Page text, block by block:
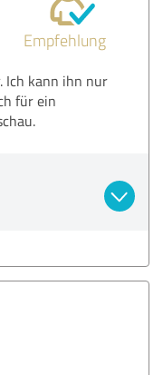
Empfehlung
Ich kann ihn nur
für ein